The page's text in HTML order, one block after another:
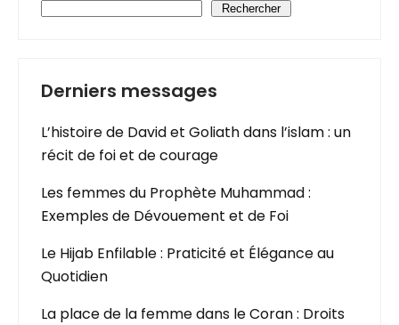
Rechercher
Derniers messages
L’histoire de David et Goliath dans l’islam : un
récit de foi et de courage
Les femmes du Prophète Muhammad :
Exemples de Dévouement et de Foi
Le Hijab Enfilable : Praticité et Élégance au
Quotidien
La place de la femme dans le Coran : Droits